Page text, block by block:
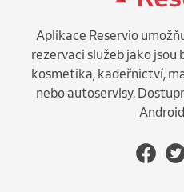
Aplikace Reservio
rezervaci služeb jako jsou
kosmetika, kadeřnictví,
nebo autoservisy.